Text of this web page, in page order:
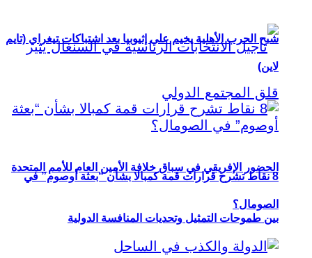
الحضور الإفريقي في سباق خلافة الأمين العام للأمم المتحدة
بين طموحات التمثيل وتحديات المنافسة الدولية
شبح الحرب الأهلية يخيم على إثيوبيا بعد اشتباكات تيغراي (تايم
لاين)
8 نقاط تشرح قرارات قمة كمبالا بشأن “بعثة أوصوم” في
الصومال؟